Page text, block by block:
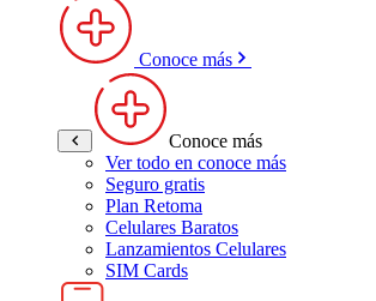
Conoce más
Conoce más
Ver todo en conoce más
Seguro gratis
Plan Retoma
Celulares Baratos
Lanzamientos Celulares
SIM Cards